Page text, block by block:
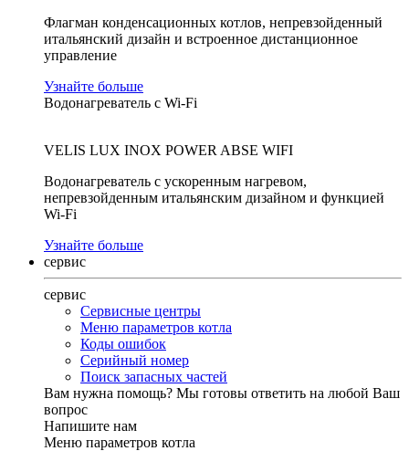
Флагман конденсационных котлов, непревзойденный
итальянский дизайн и встроенное дистанционное
управление
Узнайте больше
Водонагреватель с Wi-Fi
VELIS LUX INOX POWER ABSE WIFI
Водонагреватель с ускоренным нагревом,
непревзойденным итальянским дизайном и функцией
Wi-Fi
Узнайте больше
сервис
сервис
Сервисные центры
Меню параметров котла
Коды ошибок
Серийный номер
Поиск запасных частей
Вам нужна помощь? Мы готовы ответить на любой Ваш
вопрос
Напишите нам
Меню параметров котла